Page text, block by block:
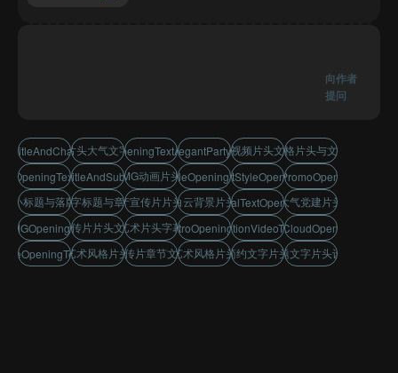
向作者
提问
城市片头大气文字标题
lEstateOpeningTextAnimation
simpleElegantPartyTextIntro
房地产视频片头文字展示
几何风格片头与文字展示
peningSmallTitleAndSubtitleAnimation
动态MG动画片头展示
fulArtStyleOpeningSubtitles
stractArtStyleOpeningText
lEstatePromoOpeningText
小标题与落版动画
片花文字标题与章节设计
房地产宣传片片头设计蓝天白云背景片头文字
leanMinimalTextOpeningDesign
简洁大气党建片头文字
党建宣传片片头文字展示
唯美艺术片头字幕效果
leTextIntroOpeningDesign
partyPromotionVideoTextOpening
lueSkyCloudOpeningText
简约艺术风格片头字幕
党建宣传片章节文字定版
抽象艺术风格片头字幕清新简约文字片头设计
标题文字片头设计